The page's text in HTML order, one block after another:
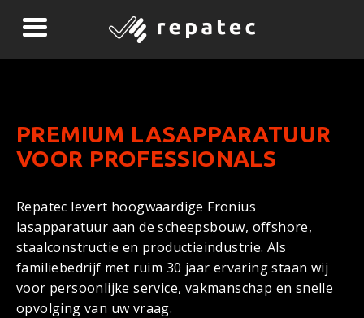
O
F
C
E
E
PREMIUM LASAPPARATUUR
VOOR PROFESSIONALS
Repatec levert hoogwaardige Fronius
lasapparatuur aan de scheepsbouw, offshore,
staalconstructie en productieindustrie. Als
familiebedrijf met ruim 30 jaar ervaring staan wij
voor persoonlijke service, vakmanschap en snelle
opvolging van uw vraag.